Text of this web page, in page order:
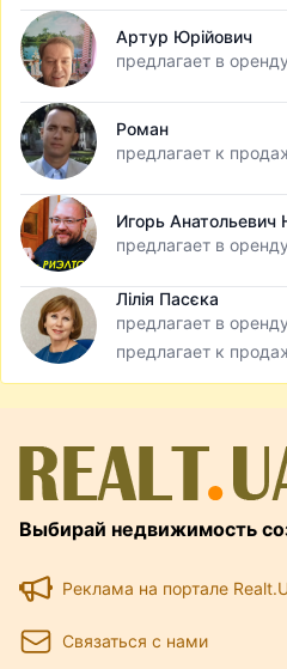
Артур Юрійович
предлагает в
Роман
предлагает к
Игорь Анатольевич
предлагает в
Лілія Пасєка
предлагает в
предлагает к
Выбирай недвижимость
Реклама на портале
Связаться с нами